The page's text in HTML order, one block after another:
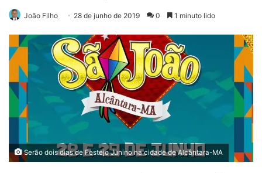
João Filho 28 de junho de 2019 0 1 minuto lido
Serão dois dias de Festejo Junino na cidade de Alcântara-MA